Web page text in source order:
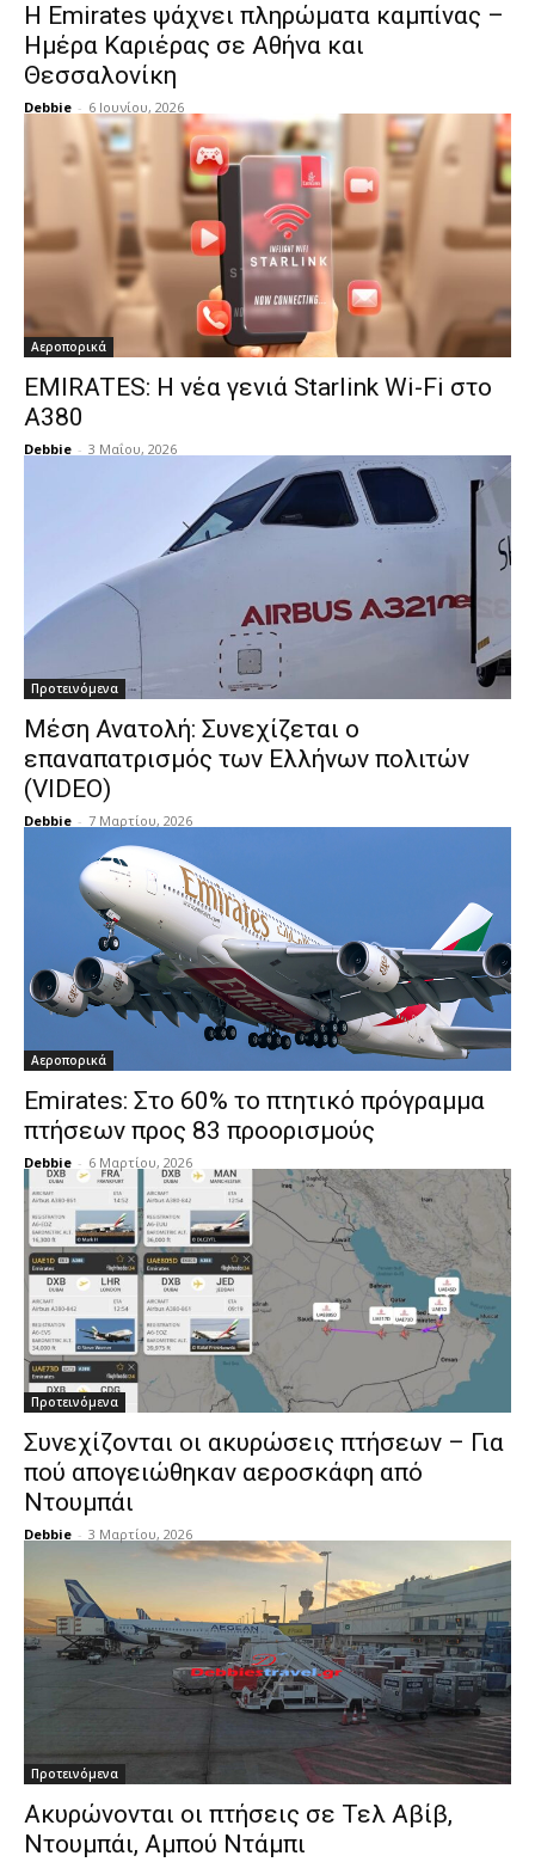
Η Emirates ψάχνει πληρώματα καμπίνας –
Ημέρα Καριέρας σε Αθήνα και
Θεσσαλονίκη
Debbie - 6 Ιουνίου, 2026
Αεροπορικά
EMIRATES: Η νέα γενιά Starlink Wi-Fi στο
Α380
Debbie - 3 Μαΐου, 2026
Προτεινόμενα
Μέση Ανατολή: Συνεχίζεται ο
επαναπατρισμός των Ελλήνων πολιτών
(VIDEO)
Debbie - 7 Μαρτίου, 2026
Αεροπορικά
Emirates: Στο 60% το πτητικό πρόγραμμα
πτήσεων προς 83 προορισμούς
Debbie - 6 Μαρτίου, 2026
Προτεινόμενα
Συνεχίζονται οι ακυρώσεις πτήσεων – Για
πού απογειώθηκαν αεροσκάφη από
Ντουμπάι
Debbie - 3 Μαρτίου, 2026
Προτεινόμενα
Ακυρώνονται οι πτήσεις σε Τελ Αβίβ,
Ντουμπάι, Αμπού Ντάμπι